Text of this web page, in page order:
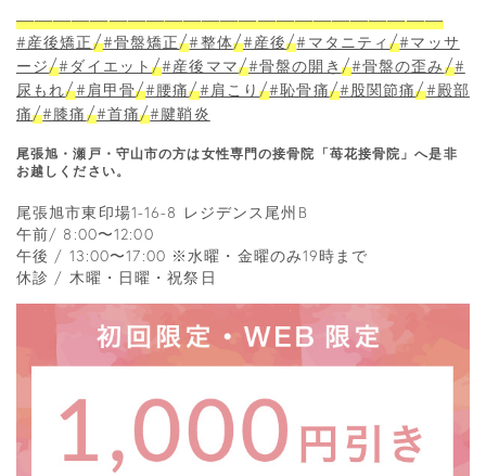
―――――――――――――――――――――――
#産後矯正/#骨盤矯正/#整体/#産後/#マタニティ/#マッサ
ージ/#ダイエット/#産後ママ/#骨盤の開き /#骨盤の歪み/#
尿もれ/#肩甲骨/#腰痛/#肩こり/#恥骨痛/#股関節痛/#殿部
痛/#膝痛/#首痛/#腱鞘炎
尾張旭・瀬戸・守山市の方は女性専門の接骨院「苺花接骨院」へ是非
お越しください。
尾張旭市東印場1-16-8 レジデンス尾州B
午前/ 8:00〜12:00
午後 / 13:00〜17:00 ※水曜・金曜のみ19時まで
休診 / 木曜・日曜・祝祭日